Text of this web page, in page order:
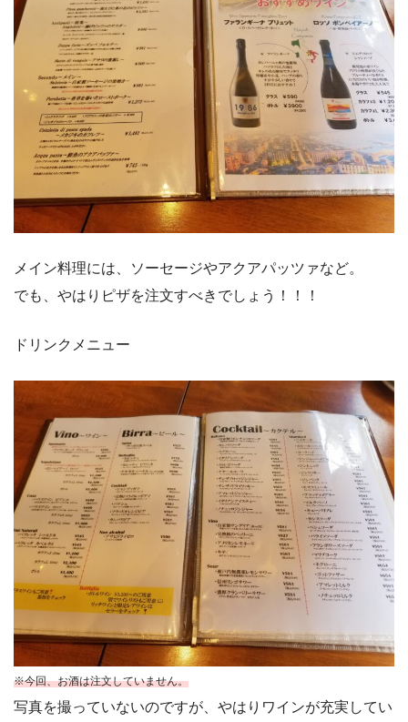
メイン料理には、ソーセージやアクアパッツァなど。
でも、やはりピザを注文すべきでしょう！！！
ドリンクメニュー
※今回、お酒は注文していません。
写真を撮っていないのですが、やはりワインが充実してい